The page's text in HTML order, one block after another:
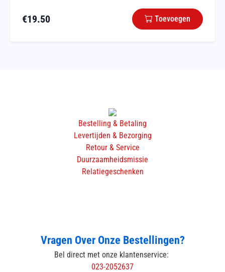
€19.50 Toevoegen
Bestelling & Betaling
Levertijden & Bezorging
Retour & Service
Duurzaamheidsmissie
Relatiegeschenken
Vragen Over Onze Bestellingen?
Bel direct met onze klantenservice:
023-2052637